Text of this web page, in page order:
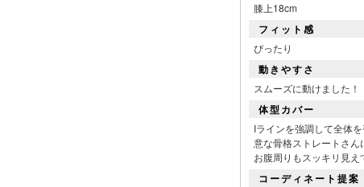
膝上18cm
フィット感
ぴったり
動きやすさ
スムーズに動けました！
体型カバー
Iラインを強調して全体
意な骨格ストレートさん
お腹周りもスッキリ見
コーディネート提案